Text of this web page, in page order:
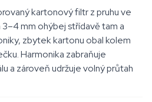
kartonový filtr z pruhu ve
3–4 mm ohýbej střídavě tam a
zbytek kartonu obal kolem
Harmonika zabraňuje
a zároveň udržuje volný průtah